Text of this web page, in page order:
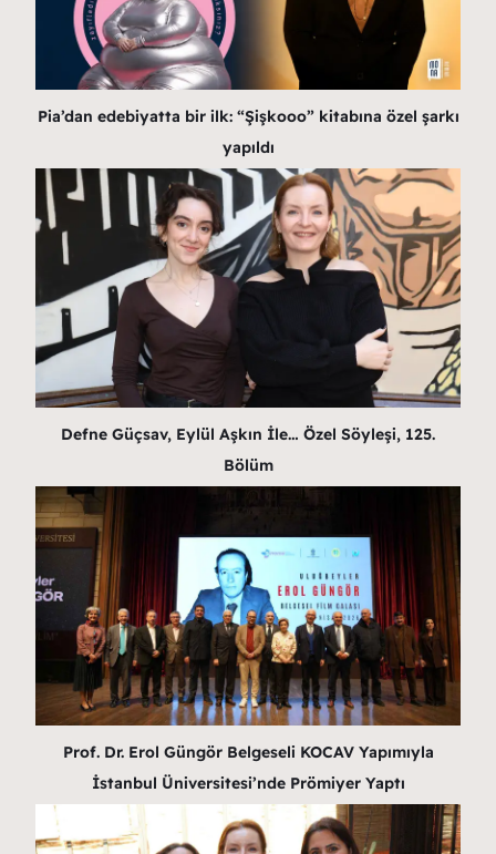
Pia’dan edebiyatta bir ilk: “Şişkooo” kitabına özel şarkı
yapıldı
Defne Güçsav, Eylül Aşkın İle… Özel Söyleşi, 125.
Bölüm
Prof. Dr. Erol Güngör Belgeseli KOCAV Yapımıyla
İstanbul Üniversitesi’nde Prömiyer Yaptı